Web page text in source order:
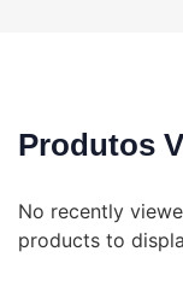
Produtos
No recently
products to